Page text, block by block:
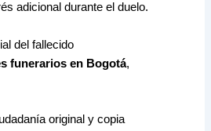
adicional durante el duelo.
del fallecido
funerarios en Bogotá,
original y copia